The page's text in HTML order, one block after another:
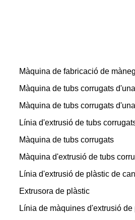
Màquina de fabricació de
Màquina de tubs corrugats
Màquina de tubs corrugats
Línia d'extrusió de tubs
Màquina de tubs corrugats
Màquina d'extrusió de tubs
Línia d'extrusió de plàstic de
Extrusora de plàstic
Línia de màquines d'extrusió